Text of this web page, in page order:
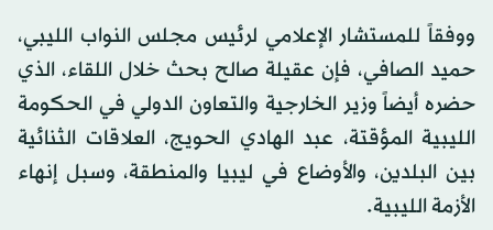
ووفقاً للمستشار الإعلامي لرئيس مجلس النواب الليبي،
حميد الصافي، فإن عقيلة صالح بحث خلال اللقاء، الذي
حضره أيضاً وزير الخارجية والتعاون الدولي في الحكومة
الليبية المؤقتة، عبد الهادي الحويج، العلاقات الثنائية
بين البلدين، والأوضاع في ليبيا والمنطقة، وسبل إنهاء
الأزمة الليبية.